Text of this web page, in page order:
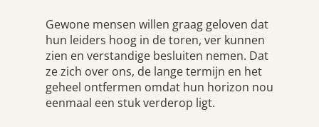
Gewone mensen willen graag geloven dat
hun leiders hoog in de toren, ver kunnen
zien en verstandige besluiten nemen. Dat
ze zich over ons, de lange termijn en het
geheel ontfermen omdat hun horizon nou
eenmaal een stuk verderop ligt.